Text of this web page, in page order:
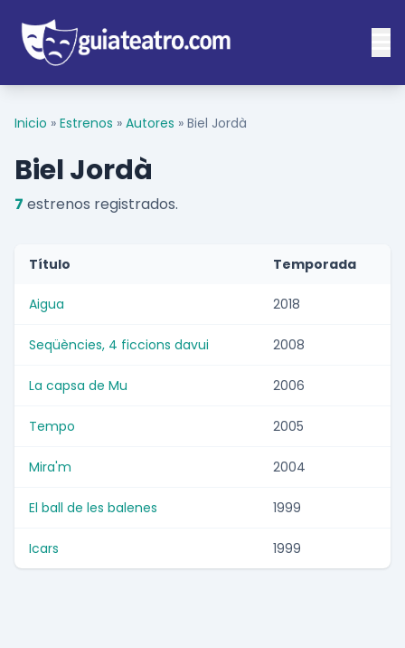
Inicio » Estrenos » Autores » Biel Jordà
Biel Jordà
7 estrenos registrados.
Título Temporada
Aigua 2018
Seqüències, 4 ficcions davui 2008
La capsa de Mu 2006
Tempo 2005
Mira'm 2004
El ball de les balenes 1999
Icars 1999